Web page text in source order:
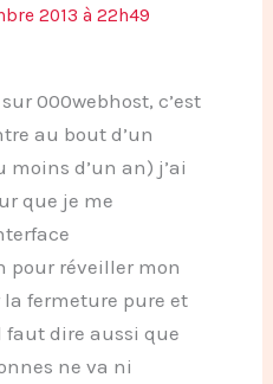
2013 à 22h49
000webhost, c’est
au bout d’un
d’un an) j’ai
que je me
pour réveiller mon
fermeture pure et
faut dire aussi que
ne va ni